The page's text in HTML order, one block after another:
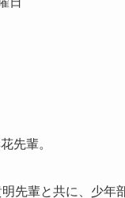
先輩。
先輩と共に、少年